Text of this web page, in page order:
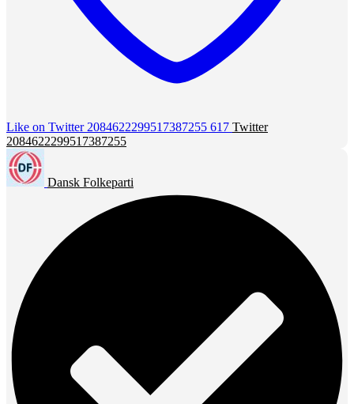
Like on Twitter 2084622299517387255 617 Twitter
2084622299517387255
Dansk Folkeparti